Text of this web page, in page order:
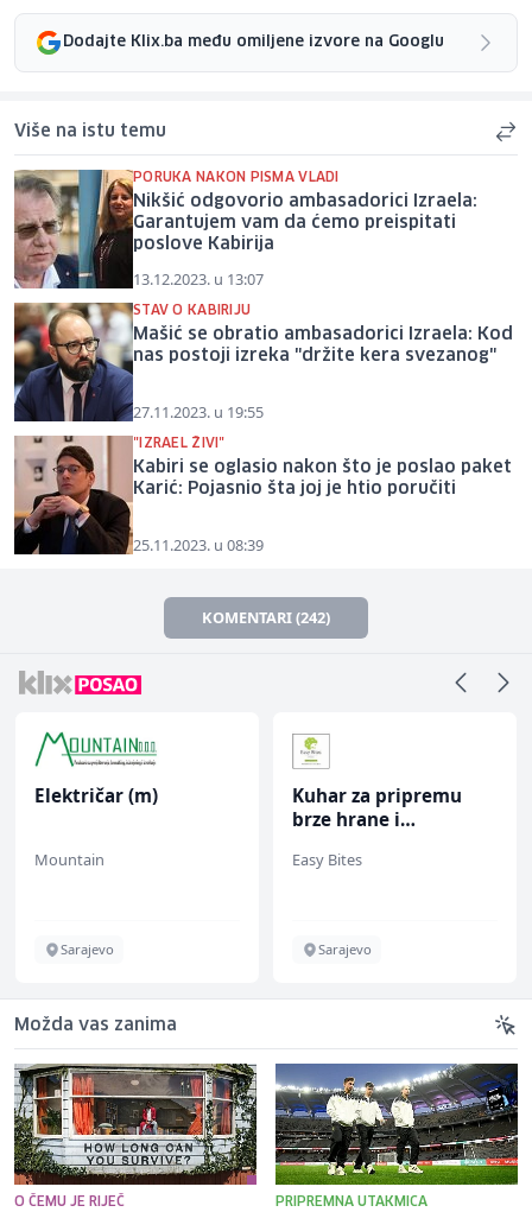
Dodajte Klix.ba među omiljene izvore na Googlu
Više na istu temu
PORUKA NAKON PISMA VLADI
Nikšić odgovorio ambasadorici Izraela:
Garantujem vam da ćemo preispitati
poslove Kabirija
13.12.2023. u 13:07
STAV O KABIRIJU
Mašić se obratio ambasadorici Izraela: Kod
nas postoji izreka "držite kera svezanog"
27.11.2023. u 19:55
"IZRAEL ŽIVI"
Kabiri se oglasio nakon što je poslao paket
Karić: Pojasnio šta joj je htio poručiti
25.11.2023. u 08:39
KOMENTARI (242)
Električar (m)
Mountain
Sarajevo
Kuhar za pripremu
brze hrane i
ž)
Easy Bites
Sarajevo
Možda vas zanima
O ČEMU JE RIJEČ PRIPREMNA UTAKMICA